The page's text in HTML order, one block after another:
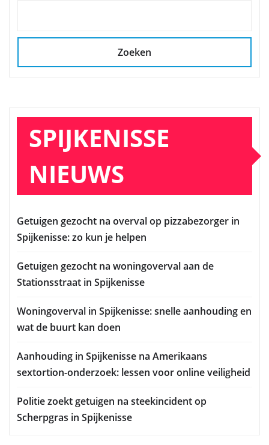
Zoeken
SPIJKENISSE
NIEUWS
Getuigen gezocht na overval op pizzabezorger in
Spijkenisse: zo kun je helpen
Getuigen gezocht na woningoverval aan de
Stationsstraat in Spijkenisse
Woningoverval in Spijkenisse: snelle aanhouding en
wat de buurt kan doen
Aanhouding in Spijkenisse na Amerikaans
sextortion-onderzoek: lessen voor online veiligheid
Politie zoekt getuigen na steekincident op
Scherpgras in Spijkenisse